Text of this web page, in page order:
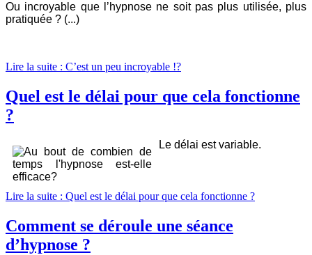
Ou incroyable que l’hypnose ne soit pas plus utilisée, plus
pratiquée ? (...)
Lire la suite : C’est un peu incroyable !?
Quel est le délai pour que cela fonctionne
?
Le délai est variable.
Lire la suite : Quel est le délai pour que cela fonctionne ?
Comment se déroule une séance
d’hypnose ?